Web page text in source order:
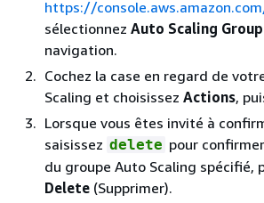
https://
sélectionnez Auto Scaling
navigation.
Cochez la case en regard de
Scaling et choisissez Actions,
Lorsque vous êtes invité à
saisissez delete pour
du groupe Auto Scaling spécifié,
Delete (Supprimer).